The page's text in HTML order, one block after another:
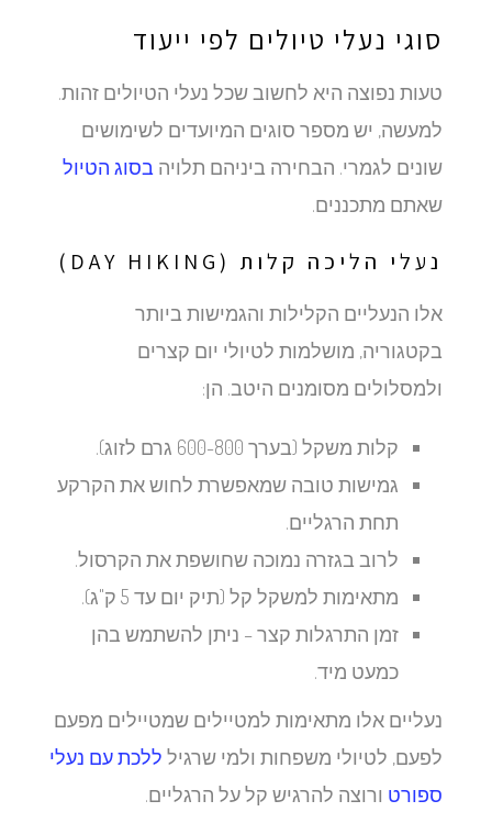
סוגי נעלי טיולים לפי ייעוד
טעות נפוצה היא לחשוב שכל נעלי הטיולים זהות.
למעשה, יש מספר סוגים המיועדים לשימושים
שונים לגמרי. הבחירה ביניהם תלויהבסוג הטיול
שאתם מתכננים.
נעלי הליכה קלות (DAY HIKING)
אלו הנעליים הקלילות והגמישות ביותר
בקטגוריה, מושלמות לטיולי יום קצרים
ולמסלולים מסומנים היטב. הן:
קלות משקל (בערך 600-800 גרם לזוג).
גמישות טובה שמאפשרת לחוש את הקרקע
תחת הרגליים.
לרוב בגזרה נמוכה שחושפת את הקרסול.
מתאימות למשקל קל (תיק יום עד 5 ק"ג).
זמן התרגלות קצר – ניתן להשתמש בהן
כמעט מיד.
נעליים אלו מתאימות למטיילים שמטיילים מפעם
לפעם, לטיולי משפחות ולמי שרגילללכת עם נעלי
ספורטורוצה להרגיש קל על הרגליים.